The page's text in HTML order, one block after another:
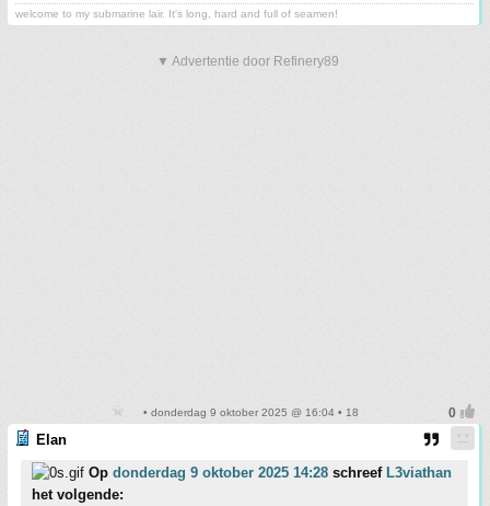
welcome to my submarine lair. It's long, hard and full of seamen!
▼ Advertentie door Refinery89
• donderdag 9 oktober 2025 @ 16:04 • 18
Elan
Op donderdag 9 oktober 2025 14:28 schreef L3viathan
het volgende: